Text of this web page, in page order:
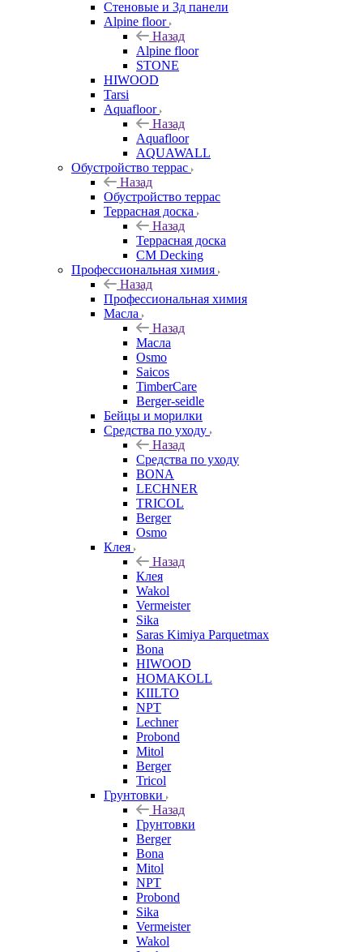
Стеновые и 3д панели
Alpine floor
Назад
Alpine floor
STONE
HIWOOD
Tarsi
Aquafloor
Назад
Aquafloor
AQUAWALL
Обустройство террас
Назад
Обустройство террас
Террасная доска
Назад
Террасная доска
CM Decking
Профессиональная химия
Назад
Профессиональная химия
Масла
Назад
Масла
Osmo
Saicos
TimberCare
Berger-seidle
Бейцы и морилки
Средства по уходу
Назад
Средства по уходу
BONA
LECHNER
TRICOL
Berger
Osmo
Клея
Назад
Клея
Wakol
Vermeister
Sika
Saras Kimiya Parquetmax
Bona
HIWOOD
HOMAKOLL
KIILTO
NPT
Lechner
Probond
Mitol
Berger
Tricol
Грунтовки
Назад
Грунтовки
Berger
Bona
Mitol
NPT
Probond
Sika
Vermeister
Wakol